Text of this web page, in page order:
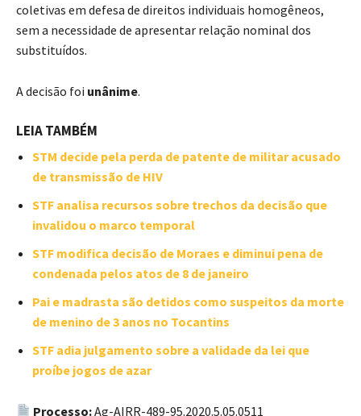
coletivas em defesa de direitos individuais homogêneos,
sem a necessidade de apresentar relação nominal dos
substituídos.
A decisão foi unânime.
LEIA TAMBÉM
STM decide pela perda de patente de militar acusado
de transmissão de HIV
STF analisa recursos sobre trechos da decisão que
invalidou o marco temporal
STF modifica decisão de Moraes e diminui pena de
condenada pelos atos de 8 de janeiro
Pai e madrasta são detidos como suspeitos da morte
de menino de 3 anos no Tocantins
STF adia julgamento sobre a validade da lei que
proíbe jogos de azar
Processo:Ag-AIRR-489-95.2020.5.05.0511